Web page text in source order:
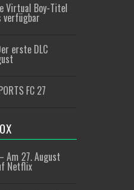
Virtual Boy-Titel
verfügbar
erste DLC
FC 27
Am 27. August
Netflix